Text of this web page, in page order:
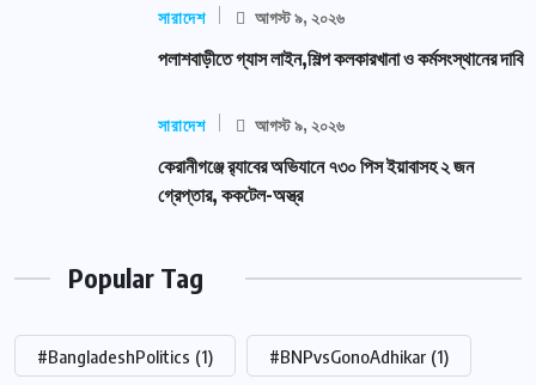
সারাদেশ আগস্ট ৯, ২০২৬
পলাশবাড়ীতে গ্যাস লাইন,শিল্প কলকারখানা ও কর্মসংস্থানের দাবি
সারাদেশ আগস্ট ৯, ২০২৬
কেরানীগঞ্জে র‍্যাবের অভিযানে ৭৩০ পিস ইয়াবাসহ ২ জন
গ্রেপ্তার, ককটেল-অস্ত্র
Popular Tag
#BangladeshPolitics (1) #BNPvsGonoAdhikar (1)